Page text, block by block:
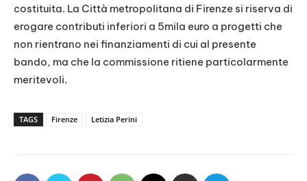
costituita. La Città metropolitana di Firenze si riserva di
erogare contributi inferiori a 5mila euro a progetti che
non rientrano nei finanziamenti di cui al presente
bando, ma che la commissione ritiene particolarmente
meritevoli.
TAGS Firenze Letizia Perini